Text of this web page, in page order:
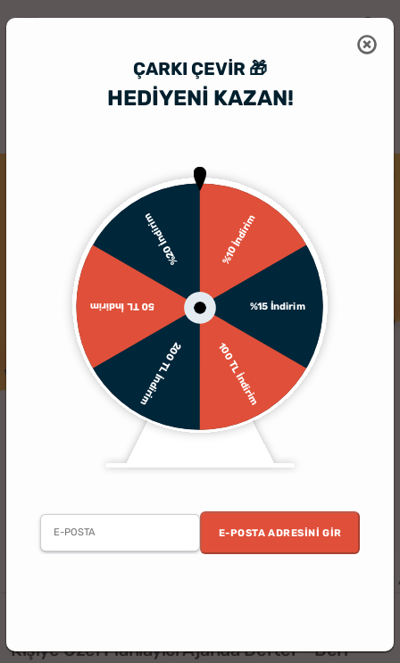
ÇARKI ÇEVIR 🎁
HEDİYENİ KAZAN!
%10 İndirim
%15 İndirim
100 TL İndirim
200 TL İndirim
50 TL İndirim
%20 İndirim
E-POSTA ADRESINI GIR
Kişiye Özel Planlayıcı Ajanda Defter - Deri